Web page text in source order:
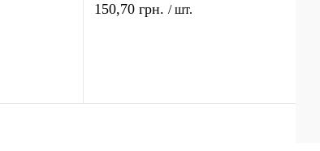
150,70 грн. / шт.